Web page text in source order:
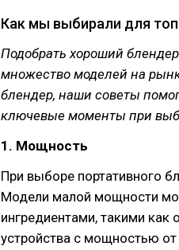
Как мы выбирали для
Подобрать хороший
множество моделей на
блендер, наши советы
ключевые моменты при
1. Мощность
При выборе портативного
Модели малой мощности
ингредиентами, такими
устройства с мощностью